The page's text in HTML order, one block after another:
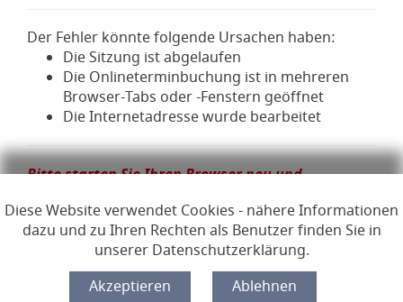
Diese Website verwendet Cookies - nähere Informationen
dazu und zu Ihren Rechten als Benutzer finden Sie in
unserer Datenschutzerklärung.
Der Fehler könnte folgende Ursachen haben:
Die Sitzung ist abgelaufen
Die Onlineterminbuchung ist in mehreren
Browser-Tabs oder -Fenstern geöffnet
Die Internetadresse wurde bearbeitet
Bitte starten Sie Ihren Browser neu und
Links zur Hilfe, Impressum, Datenschutzerklärung,
Hilfe Impressum Datenschutzerklärung
Erklärung zur Barrierefreiheit
Lizenzen